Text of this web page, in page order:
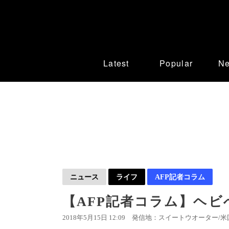
Latest Popular
ニュース ライフ AFP記者コラム
【AFP記者コラム】ヘ
2018年5月15日 12:09 発信地：スイートウオーター/